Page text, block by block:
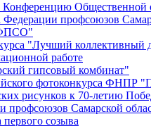
Общественной
профсоюзов
ФПСО"
"Лучший коллективный
работе
гипсовый комбинат"
фотоконкурса ФНПР
рисунков к 70-летию
профсоюзов Самарской
созыва